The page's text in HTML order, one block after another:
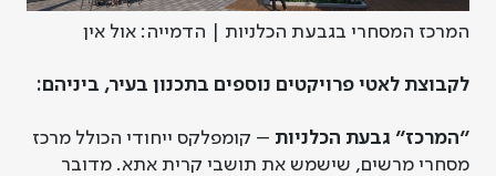
המרכז המסחרי בגבעת הכלניות | הדמייה: אול אין
לקבוצת לאטי פרויקטים נוספים בתכנון בעיר, ביניהם:
"המרכז" גבעת הכלניות – קומפלקס ייחודי הכולל מרכז
מסחרי מרשים, שישמש את תושבי קרית אתא. מדובר